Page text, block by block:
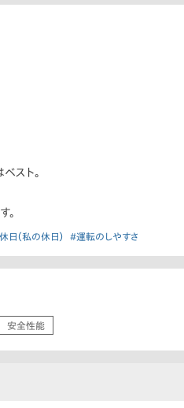
スト。
。
日（私の休日） #運転のしやすさ
安全性能